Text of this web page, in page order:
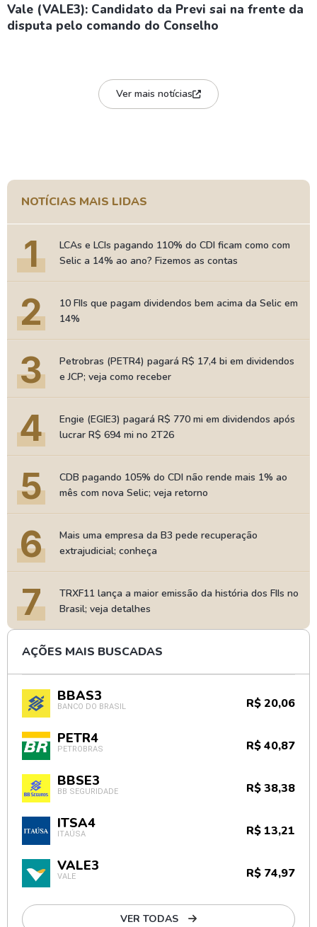
Vale (VALE3): Candidato da Previ sai na frente da
disputa pelo comando do Conselho
Ver mais notícias
NOTÍCIAS MAIS LIDAS
1
LCAs e LCIs pagando 110% do CDI ficam como com
Selic a 14% ao ano? Fizemos as contas
2
10 FIIs que pagam dividendos bem acima da Selic em
14%
3
Petrobras (PETR4) pagará R$ 17,4 bi em dividendos
e JCP; veja como receber
4
Engie (EGIE3) pagará R$ 770 mi em dividendos após
lucrar R$ 694 mi no 2T26
5
CDB pagando 105% do CDI não rende mais 1% ao
mês com nova Selic; veja retorno
6
Mais uma empresa da B3 pede recuperação
extrajudicial; conheça
7
TRXF11 lança a maior emissão da história dos FIIs no
Brasil; veja detalhes
AÇÕES MAIS BUSCADAS
BBAS3
BANCO DO BRASIL R$ 20,06
PETR4
PETROBRAS R$ 40,87
BBSE3
BB SEGURIDADE R$ 38,38
ITSA4
ITAÚSA R$ 13,21
VALE3
VALE R$ 74,97
VER TODAS